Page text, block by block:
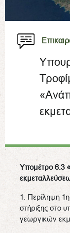
Υπομέτρο 6.3
1. Περίληψη
στήριξης στο
γεωργικών